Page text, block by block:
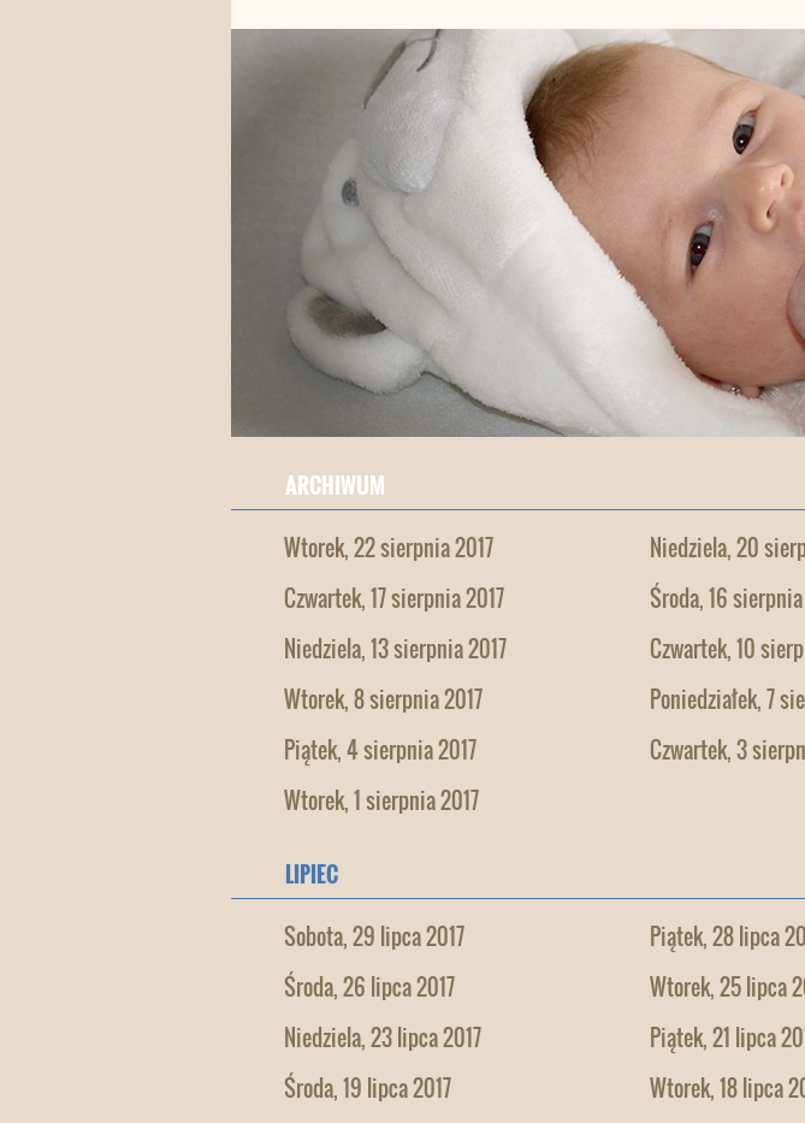
ARCHIWUM
Wtorek, 22 sierpnia 2017
Niedziela, 20
Czwartek, 17 sierpnia 2017
Środa, 16
Niedziela, 13 sierpnia 2017
Czwartek, 10
Wtorek, 8 sierpnia 2017
Poniedziałek, 7
Piątek, 4 sierpnia 2017
Czwartek, 3
Wtorek, 1 sierpnia 2017
LIPIEC
Sobota, 29 lipca 2017
Piątek, 28 lipca
Środa, 26 lipca 2017
Wtorek, 25 lipca
Niedziela, 23 lipca 2017
Piątek, 21 lipca
Środa, 19 lipca 2017
Wtorek, 18 lipca